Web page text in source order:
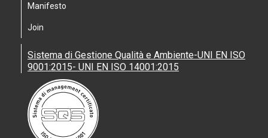
Manifesto
Join
Sistema di Gestione Qualità e Ambiente-UNI EN ISO
9001:2015- UNI EN ISO 14001:2015